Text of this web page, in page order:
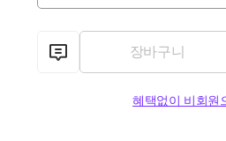
장바구니
혜택없이 비회원